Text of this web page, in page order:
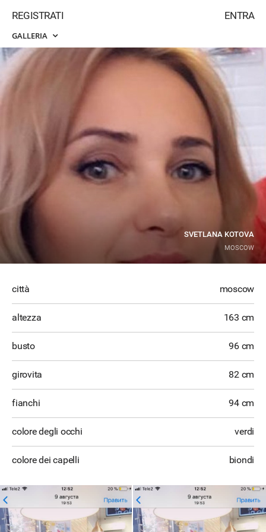
ENTRA
REGISTRATI
GALLERIA
SVETLANA KOTOVA
MOSCOW
città moscow
altezza 163 cm
busto 96 cm
girovita 82 cm
fianchi 94 cm
colore degli occhi verdi
colore dei capelli biondi